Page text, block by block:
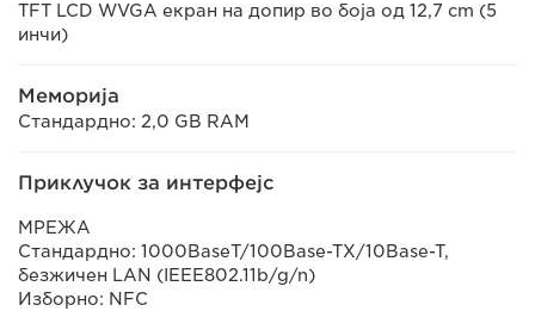
TFT LCD WVGA екран на допир во боја од 12,7 cm (5
инчи)
Меморија
Стандардно: 2,0 GB RAM
Приклучок за интерфејс
МРЕЖА
Стандардно: 1000BaseT/100Base-TX/10Base-T,
безжичен LAN (IEEE802.11b/g/n)
Изборно: NFC